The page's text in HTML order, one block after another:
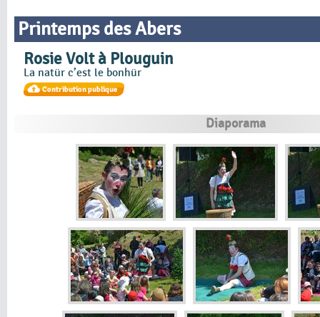
Printemps des Abers
Rosie Volt à Plouguin
La natür c’est le bonhür
Diaporama